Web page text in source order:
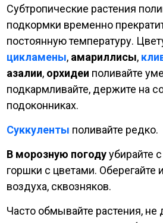
Субтропические растения
подкормки временно
постоянную температуру.
цикламены, амариллисы,
азалии, орхидеи поливайте
подкармливайте, держите на
подоконниках.
Суккуленты поливайте редко.
В морозную погодуубирайте
горшки с цветами. Оберегайте
воздуха, сквозняков.
Часто обмывайте растения, не